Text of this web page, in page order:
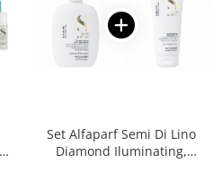
Set Alfaparf Semi Di Lino
Diamond Iluminating,